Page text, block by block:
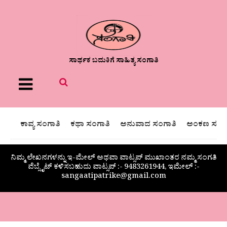
ಸಾರ್ಥಕ ಬದುಕಿಗೆ ಸಾಹಿತ್ಯ ಸಂಗಾತಿ
Menu
ಕಾವ್ಯ ಸಂಗಾತಿ ಕಥಾ ಸಂಗಾತಿ ಅನುವಾದ ಸಂಗಾತಿ ಅಂಕಣ
ನಿಮ್ಮ ಲೇಖನಗಳನ್ನು ಇ-ಮೇಲ್ ಅಥವಾ ವಾಟ್ಸಪ್ ಮುಖಾಂತರ ನಮ್ಮ ಸಂಗತಿ
ವೆಬ್ಸೈಟ್ ಕಳಿಸಬಹುದು ವಾಟ್ಸಪ್‌ :- 9483261944, ಇಮೇಲ್ :-
sangaatipatrike@gmail.com